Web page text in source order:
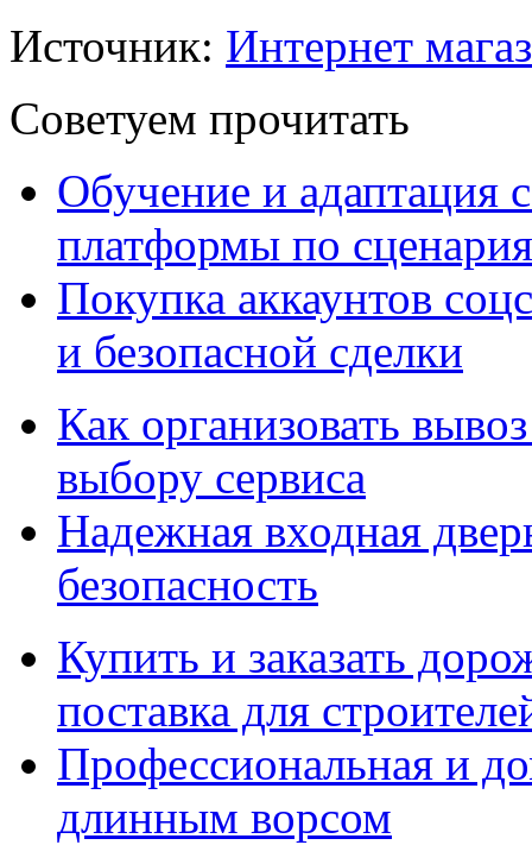
Источник: Интернет
Советуем прочитать
Обучение и адаптация
платформы по
Покупка аккаунтов
и безопасной сделки
Как организовать
выбору сервиса
Надежная входная
безопасность
Купить и заказать
поставка для
Профессиональная и
длинным ворсом